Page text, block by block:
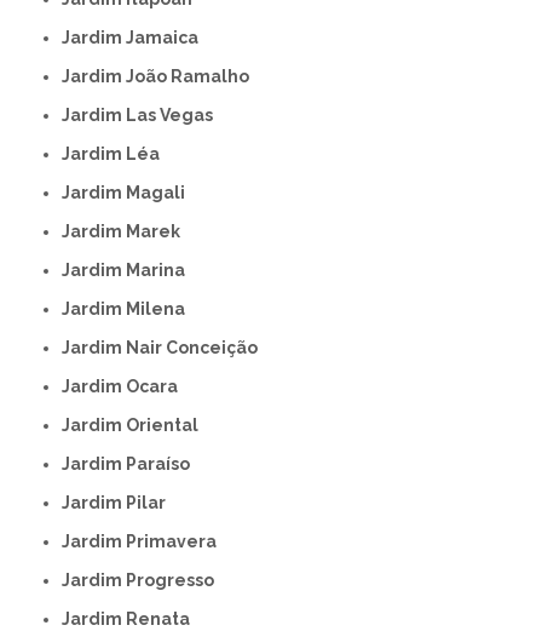
Jardim Jamaica
Jardim João Ramalho
Jardim Las Vegas
Jardim Léa
Jardim Magali
Jardim Marek
Jardim Marina
Jardim Milena
Jardim Nair Conceição
Jardim Ocara
Jardim Oriental
Jardim Paraíso
Jardim Pilar
Jardim Primavera
Jardim Progresso
Jardim Renata